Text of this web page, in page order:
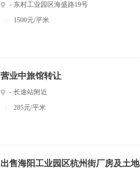
- 东村工业园区海盛路19号
1500元/平米
营业中旅馆转让
- 长途站附近
285元/平米
出售海阳工业园区杭州街厂房及土地